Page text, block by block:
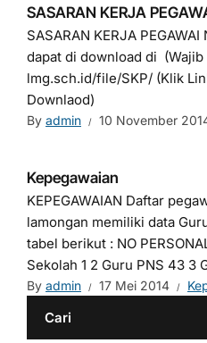
SASARAN KERJA
SASARAN KERJA
dapat di download di
lmg.sch.id/file/SKP/ (Klik
Downlaod)
By admin 10 November
Kepegawaian
KEPEGAWAIAN Daftar
lamongan memiliki data
tabel berikut : NO
Sekolah 1 2 Guru PNS 43 3
By admin 17 Mei 2014
Cari